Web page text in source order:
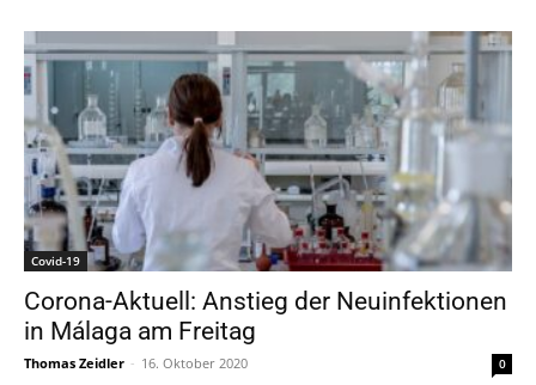
Covid-19
Corona-Aktuell: Anstieg der Neuinfektionen
in Málaga am Freitag
Thomas Zeidler - 16. Oktober 2020 0